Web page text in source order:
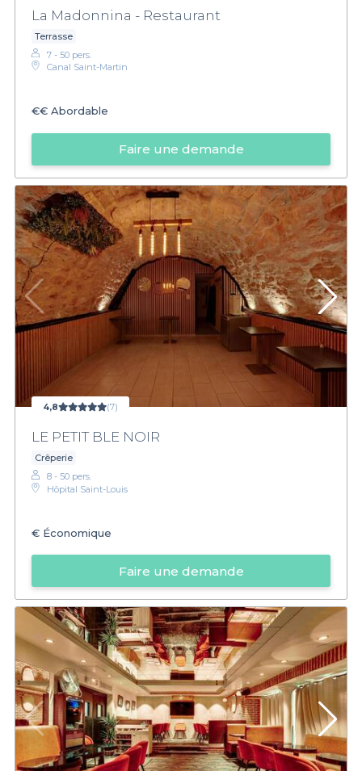
La Madonnina - Restaurant
Terrasse
7 - 50 pers.
Canal Saint-Martin
€€ Abordable
Faire une demande
4,8 (7)
LE PETIT BLE NOIR
Crêperie
8 - 50 pers.
Hôpital Saint-Louis
€ Économique
Faire une demande